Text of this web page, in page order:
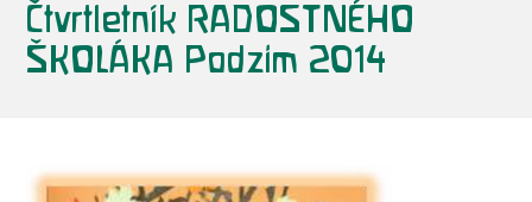
Čtvrtletník RADOSTNÉHO
ŠKOLÁKA Podzim 2014